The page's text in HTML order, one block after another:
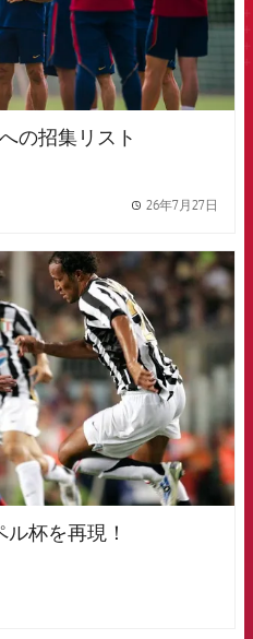
の招集リスト
26年7月27日
FCB Barcelona badge
杯を再現！